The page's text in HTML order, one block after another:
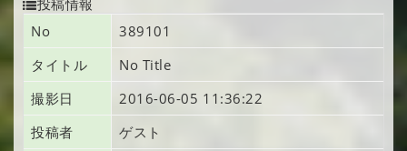
投稿情報
No
389101
タイトル
No Title
撮影日
2016-06-05 11:36:22
投稿者
ゲスト